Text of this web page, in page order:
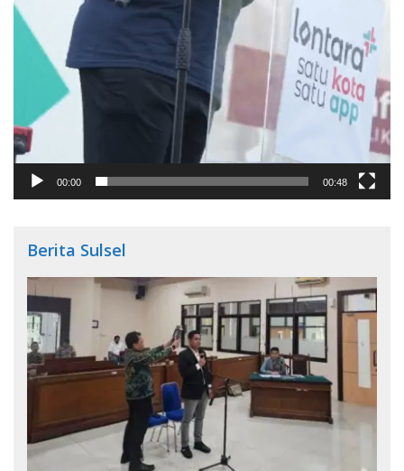
00:00 00:48
Berita Sulsel